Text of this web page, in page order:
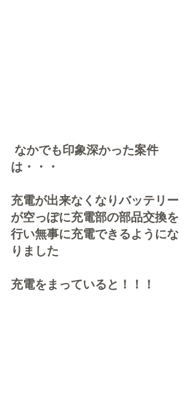
は・・・
充電が出来なくなりバッテリー
が空っぽに充電部の部品交換を
行い無事に充電できるようにな
りました
充電をまっていると！！！